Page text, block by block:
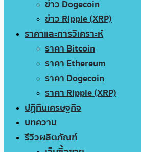
ข่าว Dogecoin
ข่าว Ripple (XRP)
ราคาและการวิเคราะห์
ราคา Bitcoin
ราคา Ethereum
ราคา Dogecoin
ราคา Ripple (XRP)
ปฏิทินเศรษฐกิจ
บทความ
รีวิวผลิตภัณฑ์